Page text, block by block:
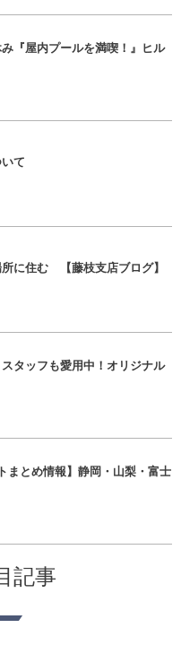
『屋内プールを満喫！』ヒル
て
に住む 【藤枝支店ブログ】
スタッフも愛用中！オリジナル
まとめ情報】静岡・山梨・富士
記事